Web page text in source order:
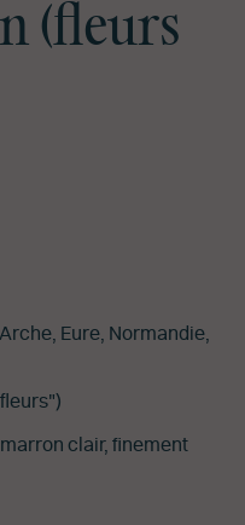
(fleurs
Eure, Normandie,
clair, finement